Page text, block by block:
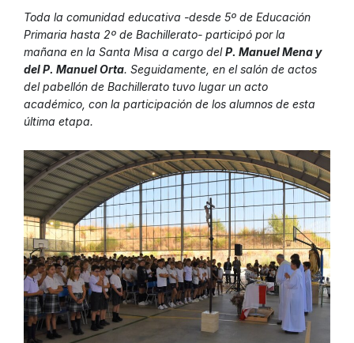
Toda la comunidad educativa -desde 5º de Educación
Primaria hasta 2º de Bachillerato- participó por la
mañana en la Santa Misa a cargo delP. Manuel Mena y
del P. Manuel Orta. Seguidamente, en el salón de actos
del pabellón de Bachillerato tuvo lugar un acto
académico, con la participación de los alumnos de esta
última etapa.